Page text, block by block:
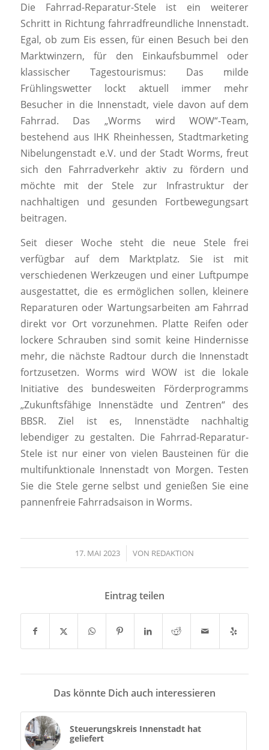
Die Fahrrad-Reparatur-Stele ist ein weiterer
Schritt in Richtung fahrradfreundliche Innenstadt.
Egal, ob zum Eis essen, für einen Besuch bei den
Marktwinzern, für den Einkaufsbummel oder
klassischer Tagestourismus: Das milde
Frühlingswetter lockt aktuell immer mehr
Besucher in die Innenstadt, viele davon auf dem
Fahrrad. Das „Worms wird WOW“-Team,
bestehend aus IHK Rheinhessen, Stadtmarketing
Nibelungenstadt e.V. und der Stadt Worms, freut
sich den Fahrradverkehr aktiv zu fördern und
möchte mit der Stele zur Infrastruktur der
nachhaltigen und gesunden Fortbewegungsart
beitragen.
Seit dieser Woche steht die neue Stele frei
verfügbar auf dem Marktplatz. Sie ist mit
verschiedenen Werkzeugen und einer Luftpumpe
ausgestattet, die es ermöglichen sollen, kleinere
Reparaturen oder Wartungsarbeiten am Fahrrad
direkt vor Ort vorzunehmen. Platte Reifen oder
lockere Schrauben sind somit keine Hindernisse
mehr, die nächste Radtour durch die Innenstadt
fortzusetzen. Worms wird WOW ist die lokale
Initiative des bundesweiten Förderprogramms
„Zukunftsfähige Innenstädte und Zentren“ des
BBSR. Ziel ist es, Innenstädte nachhaltig
lebendiger zu gestalten. Die Fahrrad-Reparatur-
Stele ist nur einer von vielen Bausteinen für die
multifunktionale Innenstadt von Morgen. Testen
Sie die Stele gerne selbst und genießen Sie eine
pannenfreie Fahrradsaison in Worms.
17. MAI 2023
/ VON REDAKTION
Eintrag teilen
Das könnte Dich auch interessieren
Steuerungskreis Innenstadt hat
geliefert